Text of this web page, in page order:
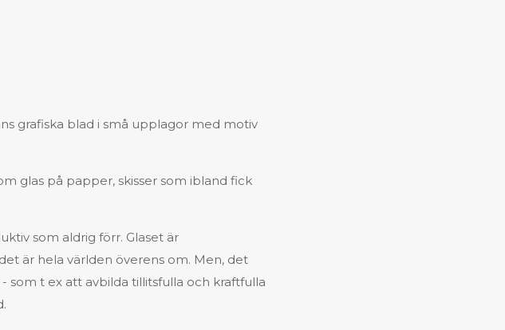
grafiska blad i små upplagor med motiv
glas på papper, skisser som ibland fick
som aldrig förr. Glaset är
är hela världen överens om. Men, det
som t ex att avbilda tillitsfulla och kraftfulla